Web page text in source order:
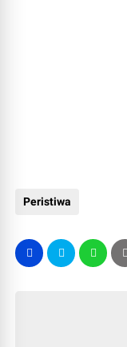
Peristiwa